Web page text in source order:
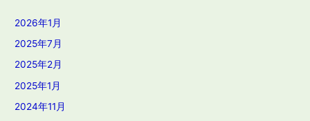
2026年1月
2025年7月
2025年2月
2025年1月
2024年11月